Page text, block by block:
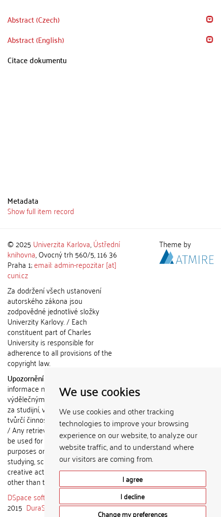
We use cookies
We use cookies and other tracking
technologies to improve your browsing
experience on our website, to analyze our
website traffic, and to understand where
our visitors are coming from.
I agree
I decline
Change my preferences
Abstract (Czech)
Abstract (English)
Citace dokumentu
Metadata
Show full item record
© 2025 Univerzita Karlova,Ústřední
knihovna, Ovocný trh 560/5, 116 36
Praha 1;email: admin-repozitar [at]
cuni.cz
Za dodržení všech ustanovení
autorského zákona jsou
zodpovědné jednotlivé složky
Univerzity Karlovy. / Each
constituent part of Charles
University is responsible for
adherence to all provisions of the
copyright law.
Upozornění / Notice:
informace nemohou být použity k
výdělečným účelům nebo vydávány
za studijní, vědeckou nebo jinou
tvůrčí činnost jiné osoby než autora.
/ Any retrieved information shall not
be used for any commercial
purposes or claimed as results of
studying, scientific or any other
creative activities of any person
other than the author.
DSpace software
2015 DuraSpace
Theme by